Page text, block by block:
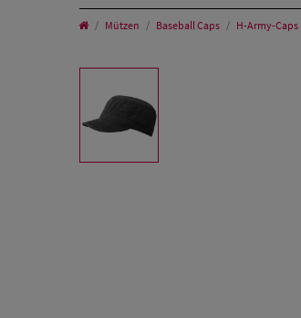
Mützen Baseball Caps H-Army-Caps